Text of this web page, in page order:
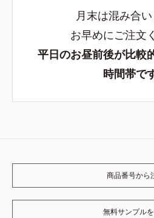
月末は混み合
お早めにご注文
平日のお昼前後が比較
時間帯で
商品番号から
無料サンプル